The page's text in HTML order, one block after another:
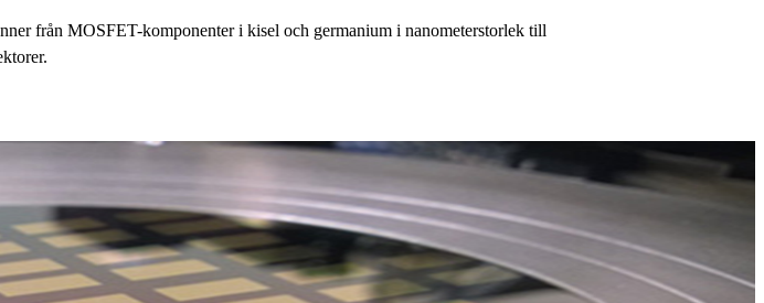
från MOSFET-komponenter i kisel och germanium i nanometerstorlek till